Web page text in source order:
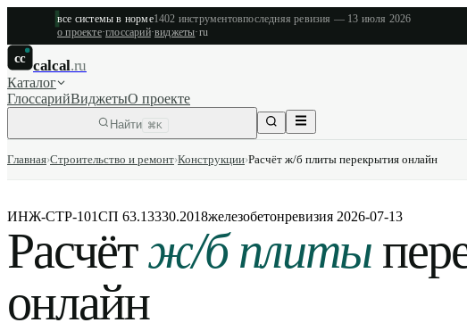
все системы в норме1402 инструментовпоследняя ревизия — 13 июля 2026
о проекте·глоссарий·виджеты·ru
cc calcal.ru
Каталог
ГлоссарийВиджетыО проекте
Найти ⌘K
Главная›Строительство и ремонт›Конструкции›Расчёт ж/б плиты перекрытия онлайн
ИНЖ-СТР-101СП 63.13330.2018железобетонревизия 2026-07-13
Расчётж/б плиты
онлайн